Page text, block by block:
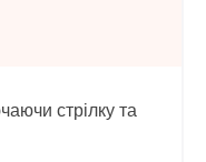
стрілку та